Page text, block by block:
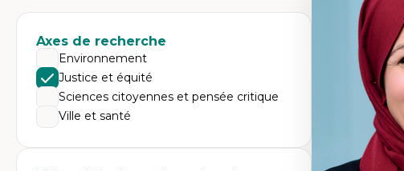
Axes de recherche
Environnement
Justice et équité
Sciences citoyennes et pensée critique
Ville et santé